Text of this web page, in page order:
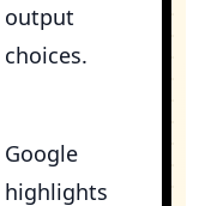
output
choices.
Google
highlights